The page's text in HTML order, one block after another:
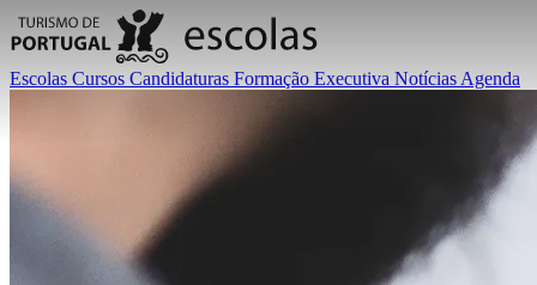
Escolas Cursos Candidaturas Formação Executiva Notícias Agenda